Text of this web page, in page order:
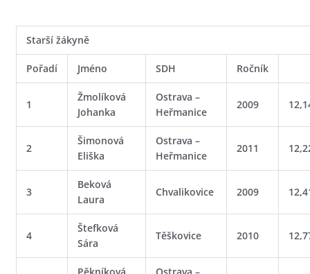
Starší žákyně
Pořadí Jméno SDH Ročník
1
Žmolíková
Johanka
Ostrava –
Heřmanice
2009
2
Šimonová
Eliška
Ostrava –
Heřmanice
2011
3
Beková
Laura
Chvalikovice 2009
4
Štefková
Sára
Těškovice 2010